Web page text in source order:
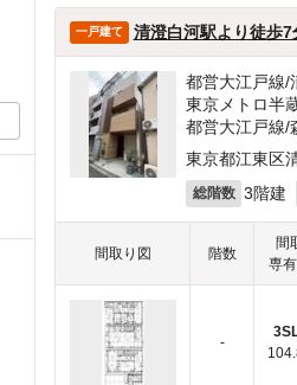
一戸建て 清澄白河駅より徒歩
都営大江戸線/
東京メトロ半
都営大江戸線/
東京都江東区
総階数 3階建
間取り図 階数
間
専
-